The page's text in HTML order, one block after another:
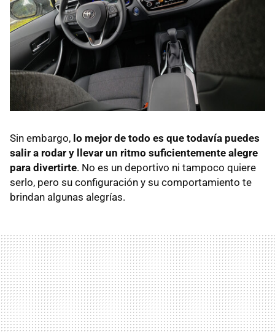
Sin embargo, lo mejor de todo es que todavía puedes
salir a rodar y llevar un ritmo suficientemente alegre
para divertirte. No es un deportivo ni tampoco quiere
serlo, pero su configuración y su comportamiento te
brindan algunas alegrías.